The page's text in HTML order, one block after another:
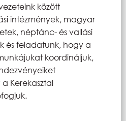
között
intézmények, magyar
néptánc- és vallási
és feladatunk, hogy a
koordináljuk,
Kerekasztal